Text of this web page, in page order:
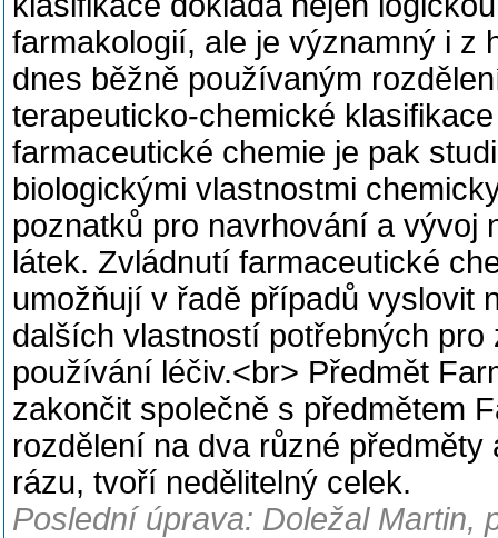
farmakologií, ale je významný i z
dnes běžně používaným
terapeuticko-chemické
farmaceutické chemie je pak
biologickými vlastnostmi
poznatků pro navrhování a vývoj
látek. Zvládnutí farmaceutické
umožňují v řadě případů vyslovit
dalších vlastností potřebných
používání léčiv.<br> Předmět
zakončit společně s předmětem
rozdělení na dva různé
rázu, tvoří nedělitelný celek.
Poslední úprava: Doležal Martin,